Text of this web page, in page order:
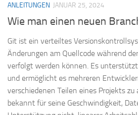
ANLEITUNGEN JANUAR 25, 2024
Wie man einen neuen
Git ist ein verteiltes
Änderungen am Quellcode während
verfolgt werden können. Es
und ermöglicht es mehreren
verschiedenen Teilen eines Projekts zu
bekannt für seine Geschwindigkeit,